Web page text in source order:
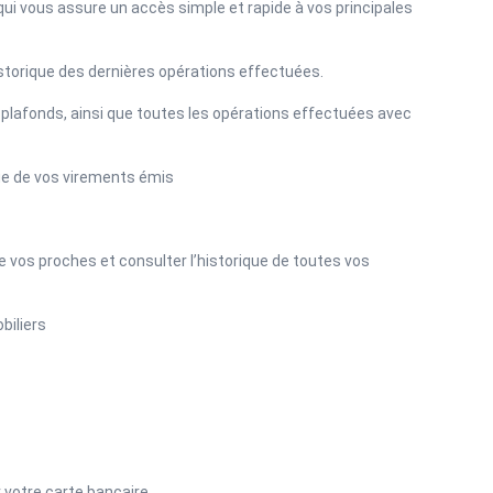
vous assure un accès simple et rapide à vos principales
des dernières opérations effectuées.
ainsi que toutes les opérations effectuées avec
de vos virements émis
vos proches et consulter l’historique de toutes vos